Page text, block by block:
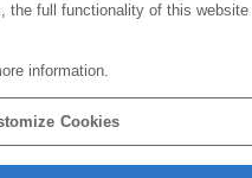
the full functionality of this website
information.
Cookies